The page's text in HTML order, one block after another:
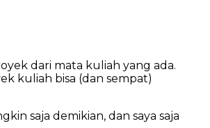
dari mata kuliah yang ada.
kuliah bisa (dan sempat)
saja demikian, dan saya saja